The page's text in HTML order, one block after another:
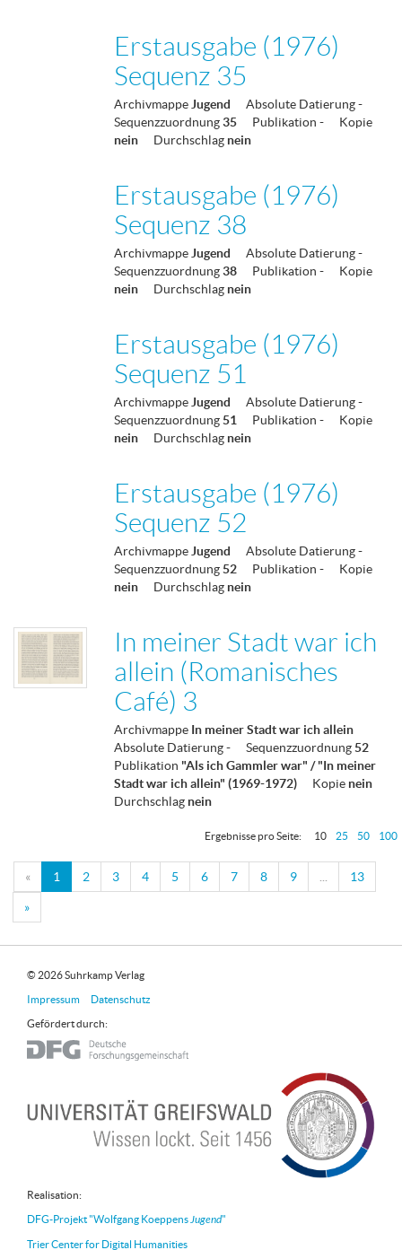
Erstausgabe (1976)
Sequenz 35
Archivmappe Jugend Absolute Datierung-
Sequenzzuordnung35 Publikation -
Kopie
nein
Durchschlag nein
Erstausgabe (1976)
Sequenz 38
Archivmappe Jugend Absolute Datierung-
Sequenzzuordnung38 Publikation -
Kopie
nein
Durchschlag nein
Erstausgabe (1976)
Sequenz 51
Archivmappe Jugend Absolute Datierung-
Sequenzzuordnung51 Publikation -
Kopie
nein
Durchschlag nein
Erstausgabe (1976)
Sequenz 52
Archivmappe Jugend Absolute Datierung-
Sequenzzuordnung52 Publikation -
Kopie
nein
Durchschlag nein
In meiner Stadt war ich
allein (Romanisches
Café) 3
Archivmappe In meiner Stadt war ich allein
Absolute Datierung- Sequenzzuordnung52
Publikation "Als ich Gammler war" / "In meiner
Stadt war ich allein" (1969-1972)
Kopie nein
Durchschlag nein
Ergebnisse pro Seite: 10 25 50 100
« 1 2 3 4 5 6 7 8 9 13
»
© 2026 Suhrkamp Verlag
Impressum Datenschutz
Gefördert durch:
Realisation:
DFG-Projekt "Wolfgang KoeppensJugend"
Trier Center for Digital Humanities